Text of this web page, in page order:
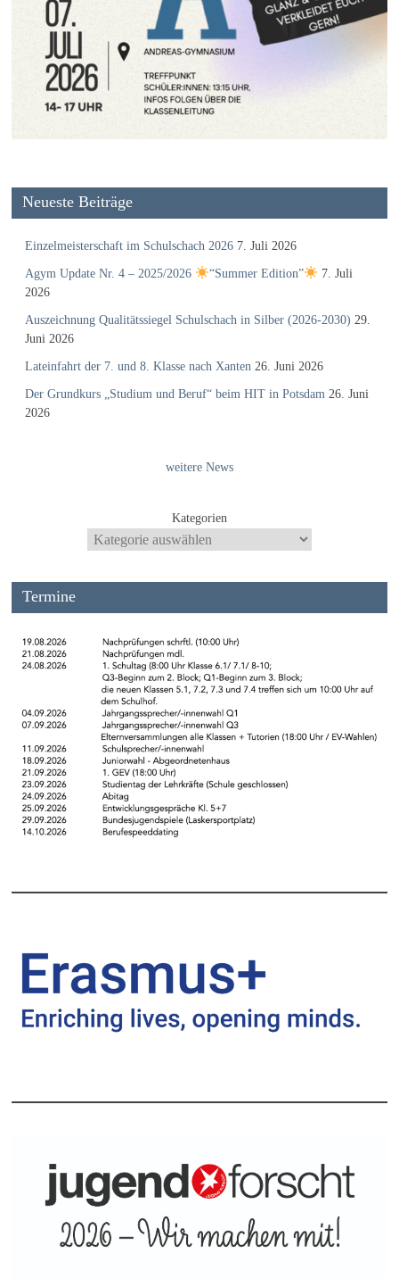
Neueste Beiträge
Einzelmeisterschaft im Schulschach 2026 7. Juli 2026
Agym Update Nr. 4 – 2025/2026 “Summer Edition”
7. Juli
2026
Auszeichnung Qualitätssiegel Schulschach in Silber (2026-2030) 29.
Juni 2026
Lateinfahrt der 7. und 8. Klasse nach Xanten 26. Juni 2026
Der Grundkurs „Studium und Beruf“ beim HIT in Potsdam 26. Juni
2026
weitere News
Kategorien
Termine